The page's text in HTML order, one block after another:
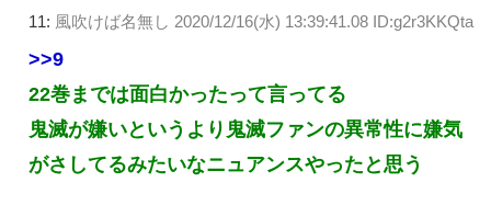
11: 風吹けば名無し 2020/12/16(水) 13:39:41.08 ID:g2r3KKQta
>>9
22巻までは面白かったって言ってる
鬼滅が嫌いというより鬼滅ファンの異常性に嫌気
がさしてるみたいなニュアンスやったと思う